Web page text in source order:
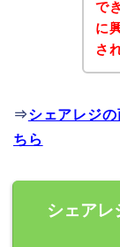
で
に
さ
⇒シェアレジ
ちら
シェアレ